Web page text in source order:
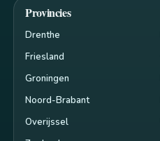
Provincies
Drenthe
Friesland
Groningen
Noord-Brabant
Overijssel